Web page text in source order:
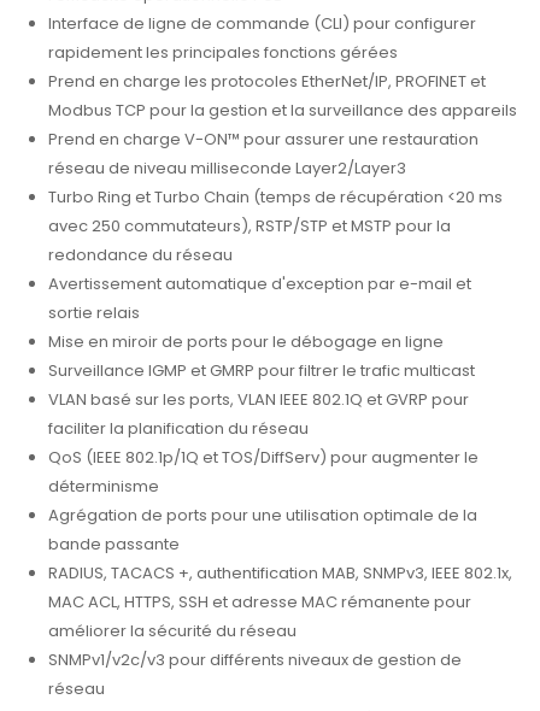
Interface de ligne de commande (CLI) pour configurer
rapidement les principales fonctions gérées
Prend en charge les protocoles EtherNet/IP, PROFINET et
Modbus TCP pour la gestion et la surveillance des appareils
Prend en charge V-ON™ pour assurer une restauration
réseau de niveau milliseconde Layer2/Layer3
Turbo Ring et Turbo Chain (temps de récupération <20 ms
avec 250 commutateurs), RSTP/STP et MSTP pour la
redondance du réseau
Avertissement automatique d'exception par e-mail et
sortie relais
Mise en miroir de ports pour le débogage en ligne
Surveillance IGMP et GMRP pour filtrer le trafic multicast
VLAN basé sur les ports, VLAN IEEE 802.1Q et GVRP pour
faciliter la planification du réseau
QoS (IEEE 802.1p/1Q et TOS/DiffServ) pour augmenter le
déterminisme
Agrégation de ports pour une utilisation optimale de la
bande passante
RADIUS, TACACS +, authentification MAB, SNMPv3, IEEE 802.1x,
MAC ACL, HTTPS, SSH et adresse MAC rémanente pour
améliorer la sécurité du réseau
SNMPv1/v2c/v3 pour différents niveaux de gestion de
réseau